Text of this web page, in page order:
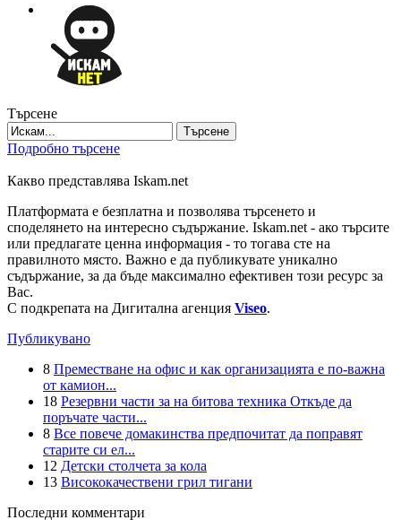
Търсене
Търсене
Подробно търсене
Какво представлява Iskam.net
Платформата е безплатна и позволява търсенето и
споделянето на интересно съдържание. Iskam.net - ако търсите
или предлагате ценна информация - то тогава сте на
правилното място. Важно е да публикувате уникално
съдържание, за да бъде максимално ефективен този ресурс за
Вас.
С подкрепата на Дигитална агенция Viseo.
Публикувано
8 Преместване на офис и как организацията е по-важна
от камион...
18 Резервни части за на битова техника Откъде да
поръчате части...
8 Все повече домакинства предпочитат да поправят
старите си ел...
12 Детски столчета за кола
13 Висококачествени грил тигани
Последни комментари